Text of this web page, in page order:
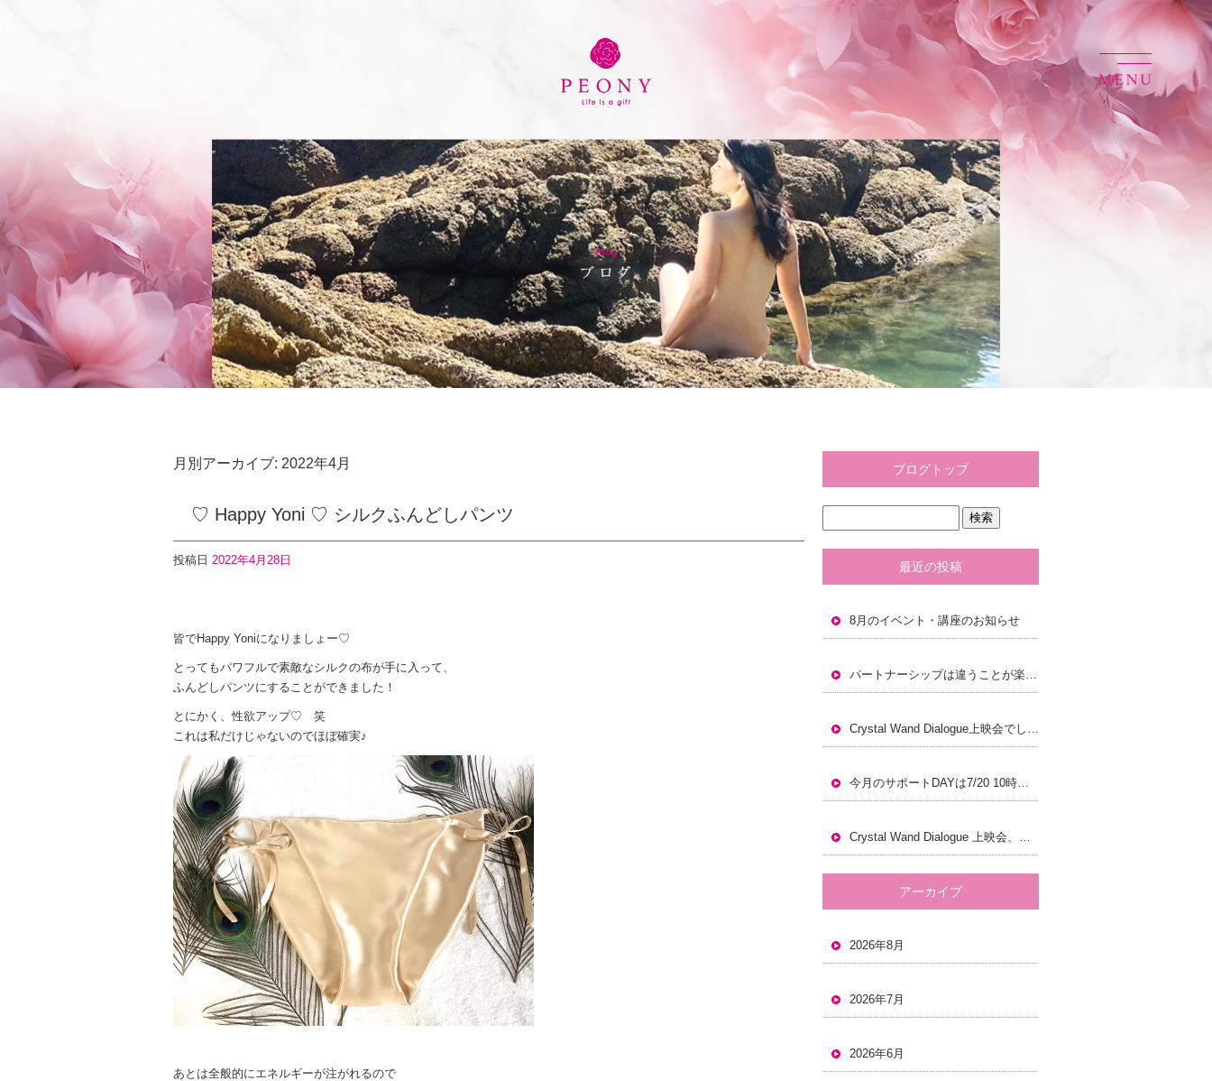
月別アーカイブ: 2022年4月
♡ Happy Yoni ♡ シルクふんどしパンツ
投稿日 2022年4月28日
a
c
e
b
o
o
k
wi
tt
er
n
e
皆でHappy Yoniになりましょー♡
とってもパワフルで素敵なシルクの布が手に入って、
ふんどしパンツにすることができました！
とにかく、性欲アップ♡ 笑
これは私だけじゃないのでほぼ確実♪
あとは全般的にエネルギーが注がれるので
ブログトップ
最近の投稿
8月のイベント・講座のお知らせ
パートナーシップは違うことが楽しく豊かなこと。
Crystal Wand Dialogue上映会でした！
今月のサポートDAYは7/20 10時から
Crystal Wand Dialogue 上映会、岡山でも開催します。
アーカイブ
2026年8月
2026年7月
2026年6月